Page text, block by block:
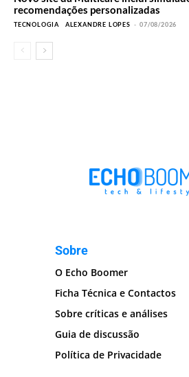
recomendações personalizadas
TECNOLOGIA ALEXANDRE LOPES - 07/08/2026
Sobre
O Echo Boomer
Ficha Técnica e Contactos
Sobre críticas e análises
Guia de discussão
Política de Privacidade